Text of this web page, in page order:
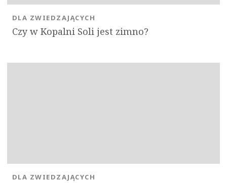
Czy w Kopalni Soli jest zimno?
DLA ZWIEDZAJĄCYCH
DLA ZWIEDZAJĄCYCH